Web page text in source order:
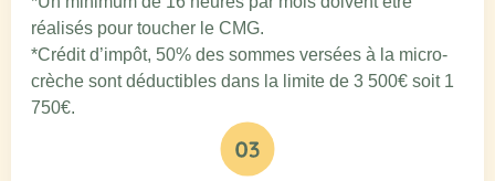
réalisés pour toucher le CMG.
*Crédit d’impôt, 50% des sommes versées à la micro-
crèche sont déductibles dans la limite de 3 500€ soit 1
750€.